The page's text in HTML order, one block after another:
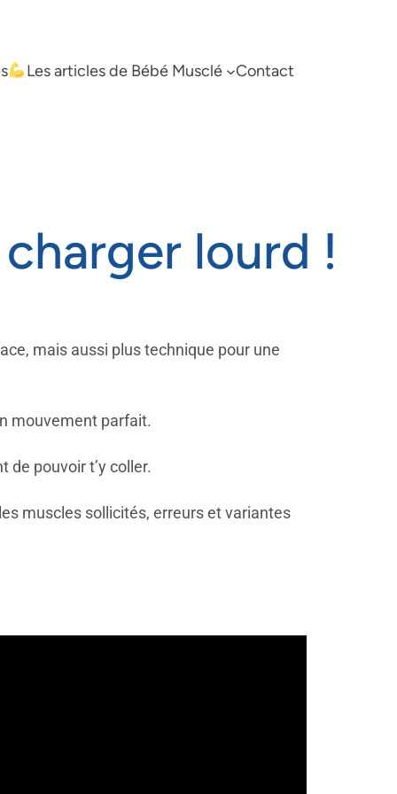
Les articles de Bébé Musclé Contact
lourd !
mais aussi plus technique pour une
mouvement parfait.
de pouvoir t’y coller.
muscles sollicités, erreurs et variantes